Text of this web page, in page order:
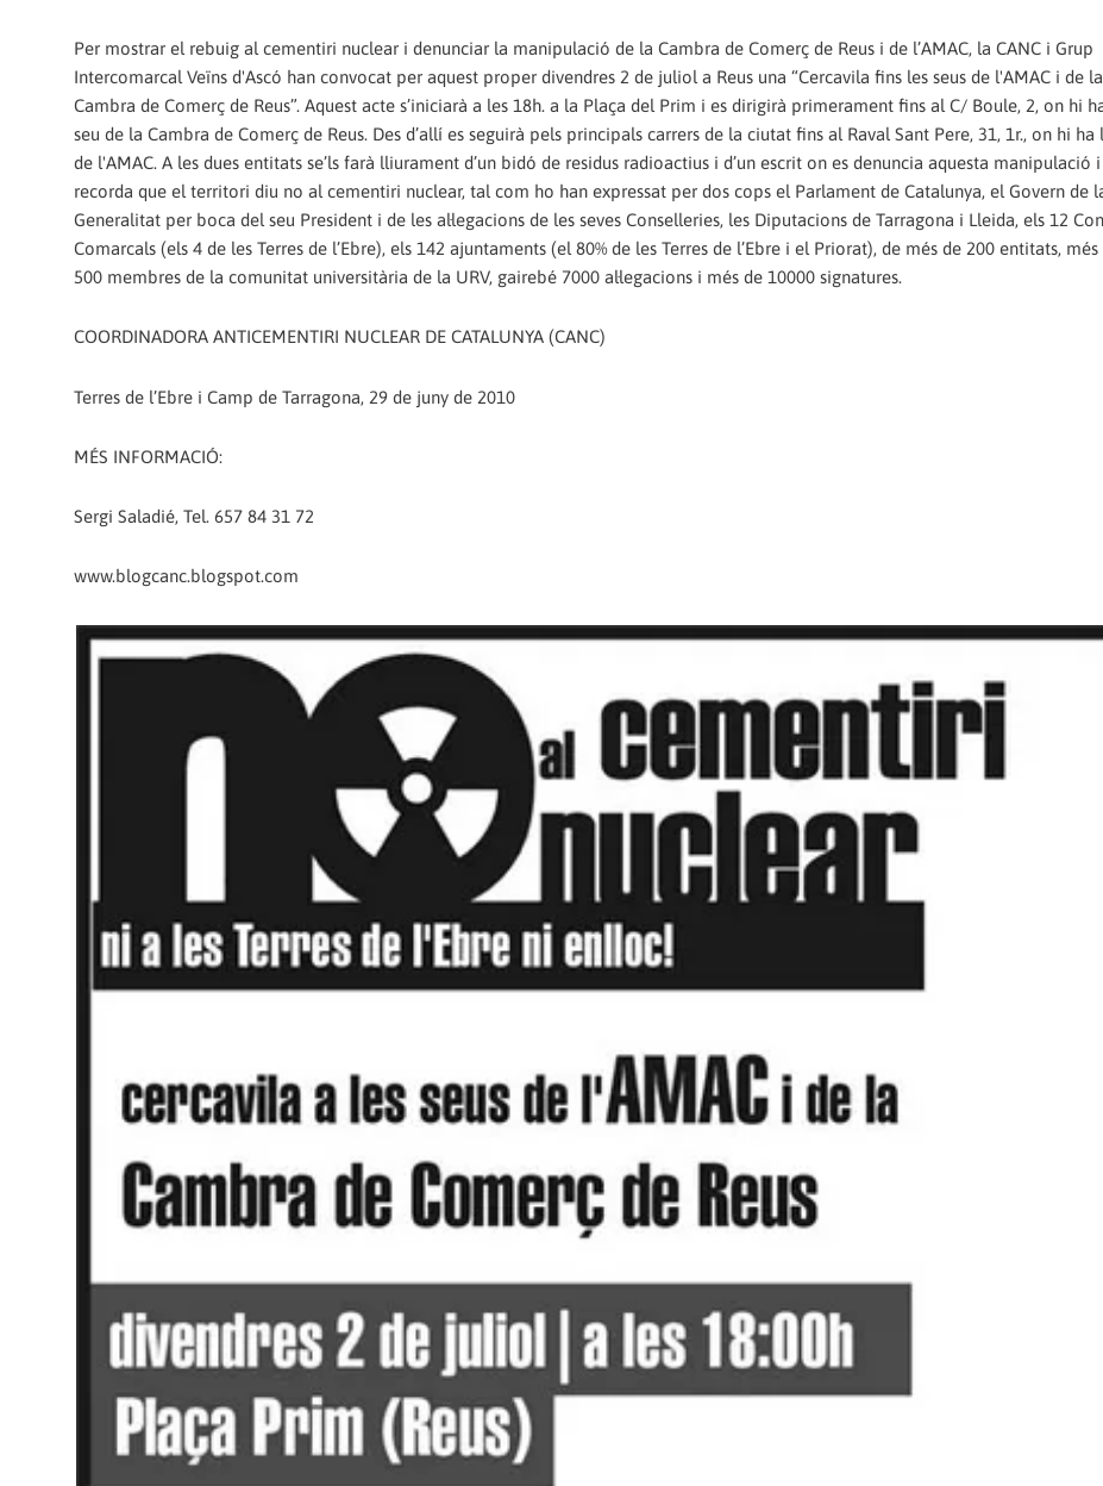
Per mostrar el rebuig al cementiri nuclear i denunciar la manipulació de la Cambra de Comerç de Reus i de l’AMAC, la CANC i Grup
Intercomarcal Veïns d'Ascó han convocat per aquest proper divendres 2 de juliol a Reus una “Cercavila fins les seus de l'AMAC i de la
Cambra de Comerç de Reus”. Aquest acte s’iniciarà a les 18h. a la Plaça del Prim i es dirigirà primerament fins al C/ Boule, 2, on hi
seu de la Cambra de Comerç de Reus. Des d’allí es seguirà pels principals carrers de la ciutat fins al Raval Sant Pere, 31, 1r., on hi ha
de l'AMAC. A les dues entitats se’ls farà lliurament d’un bidó de residus radioactius i d’un escrit on es denuncia aquesta manipulació i
recorda que el territori diu no al cementiri nuclear, tal com ho han expressat per dos cops el Parlament de Catalunya, el Govern de
Generalitat per boca del seu President i de les al·legacions de les seves Conselleries, les Diputacions de Tarragona i Lleida, els 12
Comarcals (els 4 de les Terres de l’Ebre), els 142 ajuntaments (el 80% de les Terres de l’Ebre i el Priorat), de més de 200 entitats, més
500 membres de la comunitat universitària de la URV, gairebé 7000 al·legacions i més de 10000 signatures.
COORDINADORA ANTICEMENTIRI NUCLEAR DE CATALUNYA (CANC)
Terres de l’Ebre i Camp de Tarragona, 29 de juny de 2010
MÉS INFORMACIÓ:
Sergi Saladié, Tel. 657 84 31 72
www.blogcanc.blogspot.com